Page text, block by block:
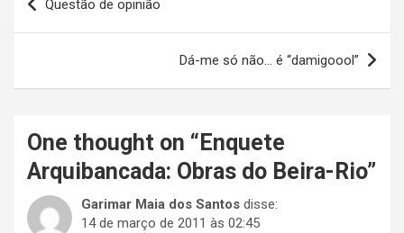
de
Questão de opinião
Dá-me só não… é “damigoool”
One thought on “ Enquete
Arquibancada: Obras do Beira-Rio”
Garimar Maia dos Santos disse:
14 de março de 2011 às 02:45